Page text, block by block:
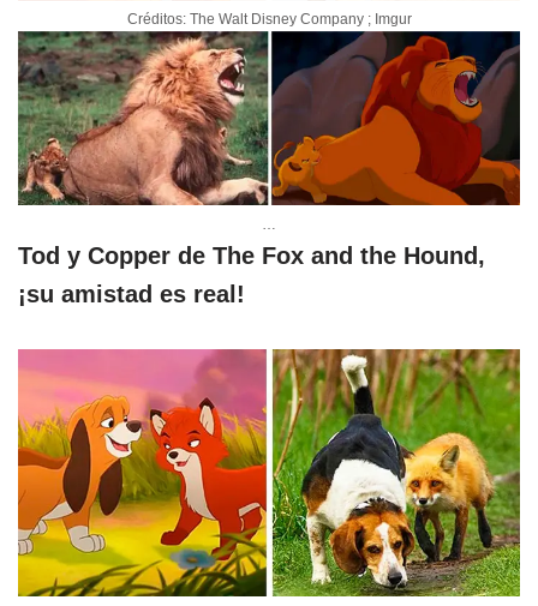
Créditos: The Walt Disney Company ; Imgur
…
Tod y Copper de The Fox and the Hound,
¡su amistad es real!